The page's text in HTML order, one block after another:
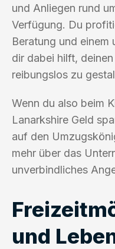
und Anliegen rund
Verfügung. Du
Beratung und einem
dir dabei hilft,
reibungslos zu
Wenn du also beim
Lanarkshire Geld
auf den
mehr über das
unverbindliches
und